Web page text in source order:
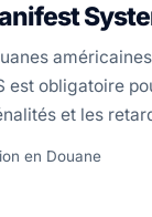
est obligatoire
et les
en Douane